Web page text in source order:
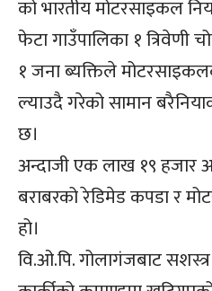
को भारतीय मोटरसाइकल
फेटा गाउँपालिका १ त्रिवेणी
१ जना ब्यक्तिले
ल्याउदै गरेको सामान
छ।
अन्दाजी एक लाख १९
बराबरको रेडिमेड कपडा र
हो।
वि.ओ.पि. गोलागंजबाट सशस्त्र